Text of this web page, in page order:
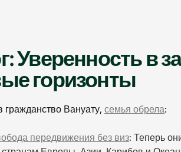
Уверенность в
горизонты
гражданство Вануату, семья обрела:
передвижения без виз: Теперь